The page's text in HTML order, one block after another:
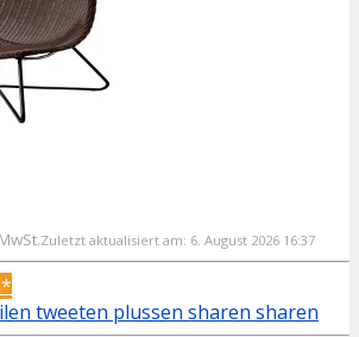
Zuletzt aktualisiert am: 6. August 2026 16:37
tweeten plussen sharen sharen